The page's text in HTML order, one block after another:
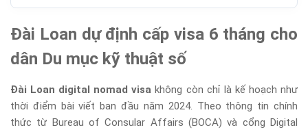
Đài Loan dự định cấp visa 6 tháng cho
dân Du mục kỹ thuật số
Đài Loan digital nomad visa không còn chỉ là kế hoạch như
thời điểm bài viết ban đầu năm 2024. Theo thông tin chính
thức từ Bureau of Consular Affairs (BOCA) và cổng Digital